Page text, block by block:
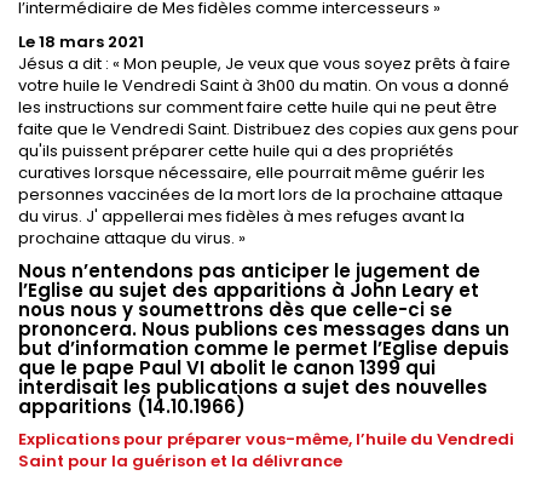
l’intermédiaire de Mes fidèles comme intercesseurs »
Le 18 mars 2021
Jésus a dit : « Mon peuple, Je veux que vous soyez prêts à faire
votre huile le Vendredi Saint à 3h00 du matin. On vous a donné
les instructions sur comment faire cette huile qui ne peut être
faite que le Vendredi Saint. Distribuez des copies aux gens pour
qu'ils puissent préparer cette huile qui a des propriétés
curatives lorsque nécessaire, elle pourrait même guérir les
personnes vaccinées de la mort lors de la prochaine attaque
du virus. J' appellerai mes fidèles à mes refuges avant la
prochaine attaque du virus. »
Nous n’entendons pas anticiper le jugement de
l’Eglise au sujet des apparitions à John Leary et
nous nous y soumettrons dès que celle-ci se
prononcera. Nous publions ces messages dans un
but d’information comme le permet l’Eglise depuis
que le pape Paul VI abolit le canon 1399 qui
interdisait les publications a sujet des nouvelles
apparitions (14.10.1966)
Explications pour préparer vous-même, l’huile du Vendredi
Saint pour la guérison et la délivrance